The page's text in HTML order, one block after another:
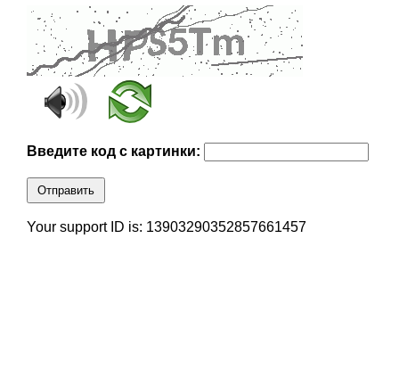
Введите код с картинки:
Отправить
Your support ID is: 13903290352857661457